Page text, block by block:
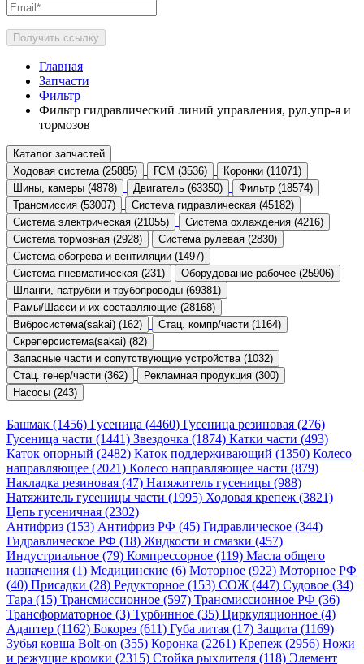
Получить ссылку
Главная
Запчасти
Фильтр
Фильтр гидравлический линий управления, рул.упр-я и
тормозов
Каталог запчастей
Ходовая система (25885)
ГСМ (3536)
Коронки (11071)
Шины, камеры (4878)
Двигатель (63350)
Фильтр (18574)
Трансмиссия (53007)
Система гидравлическая (45182)
Система электрическая (21055)
Система охлаждения (4216)
Система тормозная (2928)
Система рулевая (2830)
Система обогрева и вентиляции (1497)
Система пневматическая (231)
Оборудование рабочее (25906)
Шланги, патрубки и трубопроводы (69381)
Рамы/Шасси и их составляющие (28168)
Вибросистема(sakai) (162)
Стац. компр/части (1164)
Скреперсистема(sakai) (82)
Запасные части и сопутствующие устройства (1032)
Стац. генер/части (362)
Рекламная продукция (300)
Насосы (243)
Башмак (1456) Гусеница (4460) Гусеница резиновая (276)
Гусеница части (1441) Звездочка (1874) Катки части (493)
Каток опорный (2482) Каток поддерживающий (1350) Колесо
направляющее (2021) Колесо направляющее части (879)
Накладка резиновая (47) Натяжитель гусеницы (988)
Натяжитель гусеницы части (1995) Ходовая крепеж (3821)
Цепь гусеничная (2302)
Антифриз (153) Антифриз РФ (45) Гидравлическое (344)
Гидравлическое РФ (18) Жидкости и смазки (457)
Индустриальное (79) Компрессорное (119) Масла общего
назначения (1) Медицинские (6) Моторное (922) Моторное РФ
(40) Присадки (28) Редукторное (153) СОЖ (447) Судовое (34)
Тара (15) Трансмиссионное (597) Трансмиссионное РФ (36)
Трансформаторное (3) Турбинное (35) Циркуляционное (4)
Адаптер (1162) Бокорез (611) Губа литая (17) Защита (1169)
Зубья ковша Bolt-on (355) Коронка (2261) Крепеж (2956) Ножи
и режущие кромки (2315) Стойка рыхлителя (118) Элемент